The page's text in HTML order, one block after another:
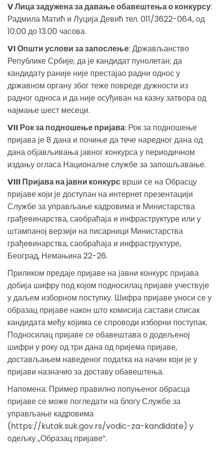
V Лица задужена за давање обавештења о конкурсу:
Радмила Матић и Луција Девић тел. 011/3622-064, од
10.00 до 13.00 часова.
VI Општи услови за запослење: Држављанство
Републике Србије; да је кандидат пунолетан; да
кандидату раније није престајао радни однос у
државном органу због теже повреде дужности из
радног односа и да није осуђиван на казну затвора од
најмање шест месеци.
VII Рок за подношење пријава: Рок за подношење
пријава је 8 дана и почиње да тече наредног дана од
дана објављивања јавног конкурса у периодичном
издању огласа Националне службе за запошљавање.
VIII Пријава на јавни конкурс врши се на Обрасцу
пријаве који је доступан на интернет презентацији
Службе за управљање кадровима и Министарства
грађевинарства, саобраћаја и инфраструктуре или у
штампаној верзији на писарници Министарства
грађевинарства, саобраћаја и инфраструктуре,
Београд, Немањина 22-26.
Приликом предаје пријаве на јавни конкурс пријава
добија шифру под којом подносилац пријаве учествује
у даљем изборном поступку. Шифра пријаве уноси се у
образац пријаве након што комисија састави списак
кандидата међу којима се спроводи изборни поступак.
Подносилац пријаве се обавештава о додељеној
шифри у року од три дана од пријема пријаве,
достављањем наведеног податка на начин који је у
пријави назначио за доставу обавештења.
Напомена: Пример правилно попуњеног обрасца
пријаве се може погледати на блогу Службе за
управљање кадровима
(https://kutak.suk.gov.rs/vodic-za-kandidate) у
одељку ,,Образац пријаве”.